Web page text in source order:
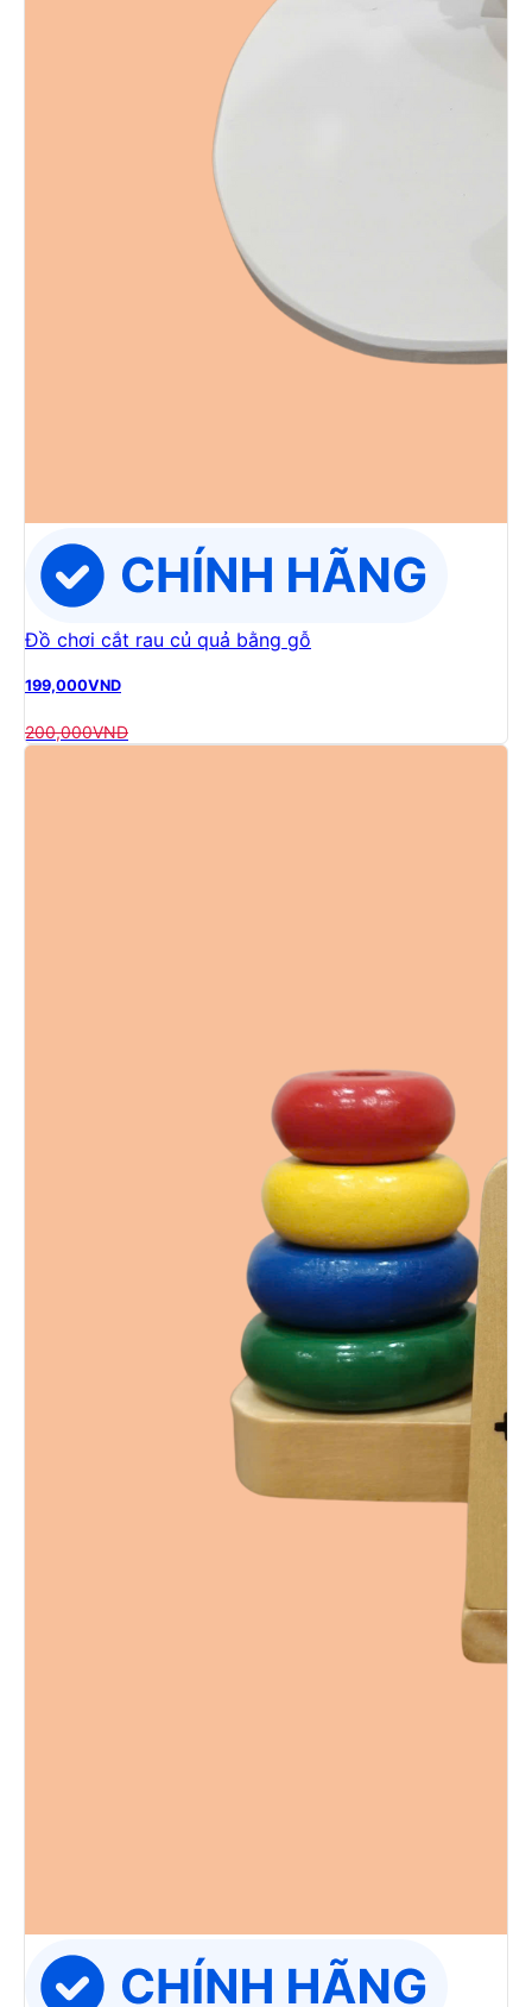
Đồ chơi cắt rau củ quả bằng gỗ
199,000VND
200,000VND